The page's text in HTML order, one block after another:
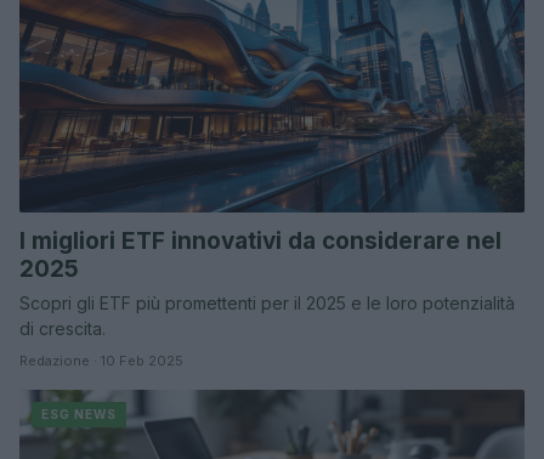
I migliori ETF innovativi da considerare nel
2025
Scopri gli ETF più promettenti per il 2025 e le loro potenzialità
di crescita.
Redazione · 10 Feb 2025
ESG NEWS